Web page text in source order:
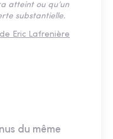
atteint ou qu’un
substantielle.
Eric Lafrenière
du même